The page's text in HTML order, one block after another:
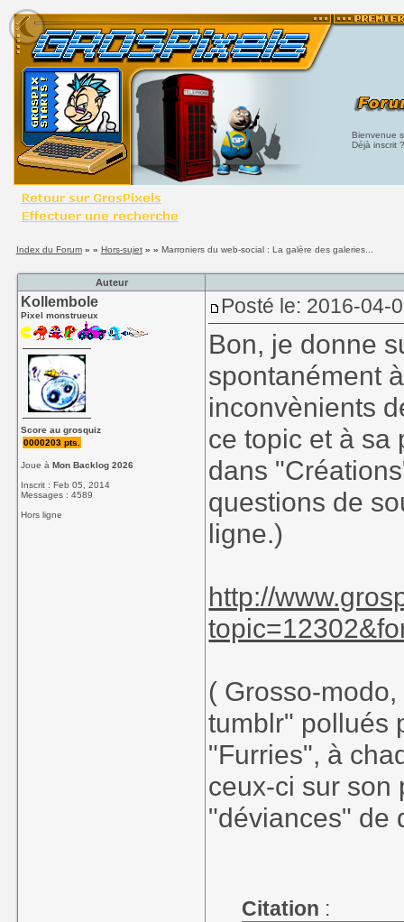
Bienvenue
Déjà inscrit
Index du Forum» » Hors-sujet» » Marroniers du web-social : La galère des galeries...
Auteur
Kollembole
Pixel monstrueux
Score au grosquiz
0000203 pts.
Joue àMon Backlog 2026
Inscrit : Feb 05, 2014
Messages : 4589
Hors ligne
Posté le: 2016-04-
Bon, je donne
spontanément
inconvènients
ce topic et à sa
dans
questions de
ligne.)
http://
( Grosso-
tumblr" pollués
"Furries", à
ceux-ci sur son
"déviances" de
Citation :